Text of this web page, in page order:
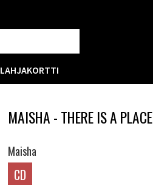
LAHJAKORTTI
MAISHA - THERE IS A PLACE
Maisha
CD